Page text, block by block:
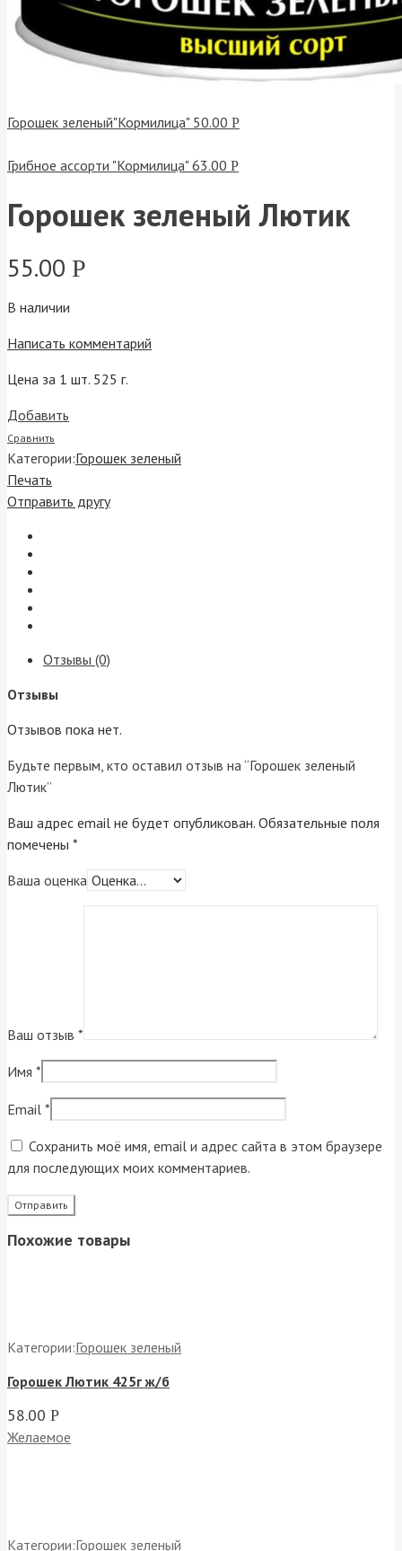
Горошек зеленый"Кормилица" 50.00 Р
Грибное ассорти "Кормилица" 63.00 Р
Горошек зеленый Лютик
55.00 Р
В наличии
Написать комментарий
Цена за 1 шт. 525 г.
Добавить
Сравнить
Категории:Горошек зеленый
Печать
Отправить другу
Отзывы (0)
Отзывы
Отзывов пока нет.
Будьте первым, кто оставил отзыв на “Горошек зеленый
Лютик”
Ваш адрес email не будет опубликован. Обязательные поля
помечены *
Ваша оценка
Ваш отзыв *
Имя *
Email *
Сохранить моё имя, email и адрес сайта в этом браузере
для последующих моих комментариев.
Похожие товары
Категории:Горошек зеленый
Горошек Лютик 425г ж/б
58.00 Р
Желаемое
Категории:Горошек зеленый